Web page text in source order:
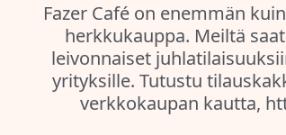
Fazer Café on enemmän
herkkukauppa. Meiltä
leivonnaiset
yrityksille. Tutustu
verkkokaupan kautta,